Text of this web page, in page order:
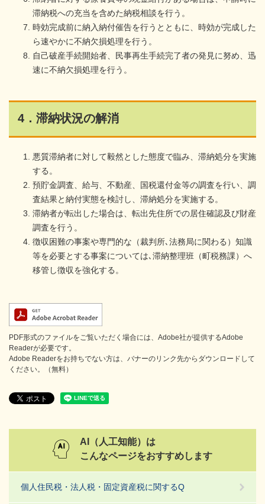
滞納税への充当を含めた納税相談を行う。
時効完成前に納入納付催告を行うとともに、時効が完成した
ら速やかに不納欠損処理を行う。
自己破産手続開始者、民事再生手続完了者の発見に努め、迅
速に不納欠損処理を行う。
4．滞納状況の解消
悪質滞納者に対して毅然とした態度で臨み、滞納処分を実施
する。
預貯金調査、給与、不動産、国税還付金等の調査を行い、調
査結果と納付実態を検討し、滞納処分を実施する。
滞納者が転出した場合は、転出先住所での居住確認及び財産
調査を行う。
徴収困難の事案や専門的な（裁判所､法務局に関わる）知識
等を必要とする事案については､滞納整理班（町税務課）へ
移管し徴収を強化する。
PDF形式のファイルをご覧いただく場合には、Adobe社が提供するAdobe
Readerが必要です。
Adobe Readerをお持ちでない方は、バナーのリンク先からダウンロードして
ください。（無料）
AI（人工知能）は
こんなページをおすすめします
個人住民税・法人税・固定資産税に関するQ